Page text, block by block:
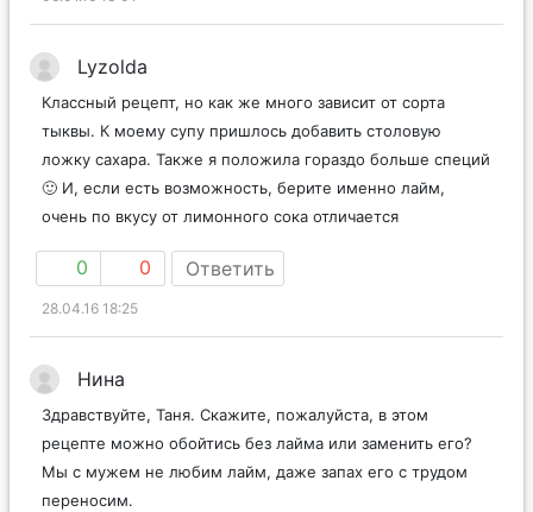
Lyzolda
Классный рецепт, но как же много зависит от сорта
тыквы. К моему супу пришлось добавить столовую
ложку сахара. Также я положила гораздо больше специй
🙂 И, если есть возможность, берите именно лайм,
очень по вкусу от лимонного сока отличается
0 0 Ответить
28.04.16 18:25
Нина
Здравствуйте, Таня. Скажите, пожалуйста, в этом
рецепте можно обойтись без лайма или заменить его?
Мы с мужем не любим лайм, даже запах его с трудом
переносим.